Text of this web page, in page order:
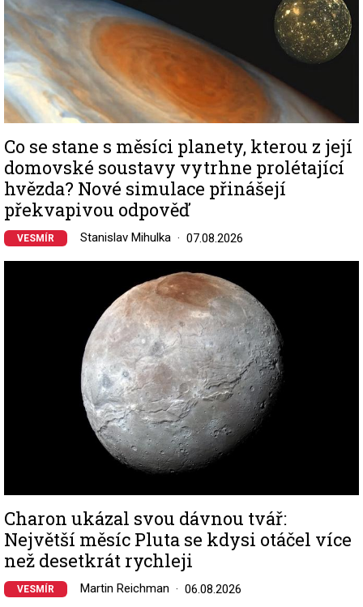
Co se stane s měsíci planety, kterou z její
domovské soustavy vytrhne prolétající
hvězda? Nové simulace přinášejí
překvapivou odpověď
VESMÍR Stanislav Mihulka 07.08.2026
Charon ukázal svou dávnou tvář:
Největší měsíc Pluta se kdysi otáčel více
než desetkrát rychleji
VESMÍR Martin Reichman 06.08.2026